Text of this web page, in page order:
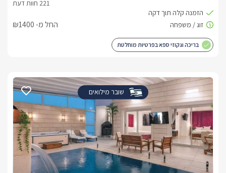
החל מ- ₪1400
בריכה וגקוזי ספא בפרטיות מוחלטת
שובר מילואים